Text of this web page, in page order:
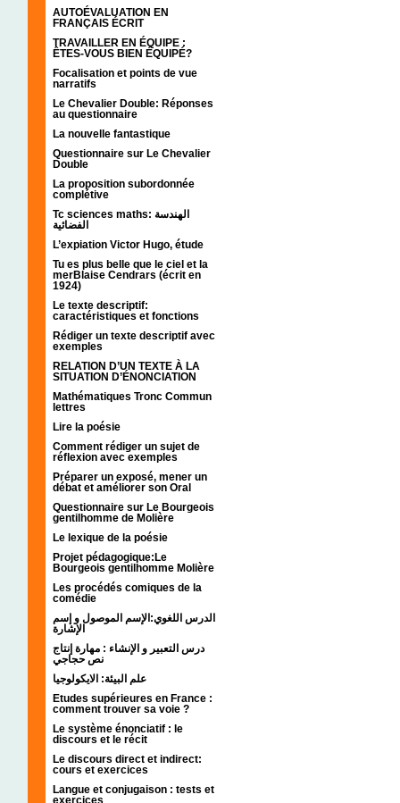
AUTOÉVALUATION EN
FRANÇAIS ÉCRIT
TRAVAILLER EN ÉQUIPE :
ÊTES-VOUS BIEN ÉQUIPÉ?
Focalisation et points de vue
narratifs
Le Chevalier Double: Réponses
au questionnaire
La nouvelle fantastique
Questionnaire sur Le Chevalier
Double
La proposition subordonnée
complétive
Tc sciences maths: الهندسة
الفضائية
L’expiation Victor Hugo, étude
Tu es plus belle que le ciel et la
merBlaise Cendrars (écrit en
1924)
Le texte descriptif:
caractéristiques et fonctions
Rédiger un texte descriptif avec
exemples
RELATION D’UN TEXTE À LA
SITUATION D’ÉNONCIATION
Mathématiques Tronc Commun
lettres
Lire la poésie
Comment rédiger un sujet de
réflexion avec exemples
Préparer un exposé, mener un
débat et améliorer son Oral
Questionnaire sur Le Bourgeois
gentilhomme de Molière
Le lexique de la poésie
Projet pédagogique:Le
Bourgeois gentilhomme Molière
Les procédés comiques de la
comédie
الدرس اللغوي:الإسم الموصول و إسم
الإشارة
درس التعبير و الإنشاء : مهارة إنتاج
نص حجاجي
علم البيئة: الايكولوجيا
Etudes supérieures en France :
comment trouver sa voie ?
Le système énonciatif : le
discours et le récit
Le discours direct et indirect:
cours et exercices
Langue et conjugaison : tests et
exercices